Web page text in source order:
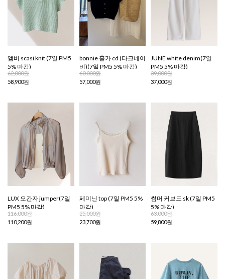
앰버 scasi knit (7일 PM5
5% 마감)
62,000원
58,900원
bonnie 홀가 cd (다크네이
비)(7일 PM5 5% 마감)
60,000원
57,000원
JUNE white denim(7일
PM5 5% 마감)
39,000원
37,000원
LUX 오간자 jumper(7일
PM5 5% 마감)
116,000원
110,200원
페미닌 top (7일 PM5 5%
마감)
25,000원
23,700원
썸머 커브드 sk (7일 PM5
5% 마감)
63,000원
59,800원